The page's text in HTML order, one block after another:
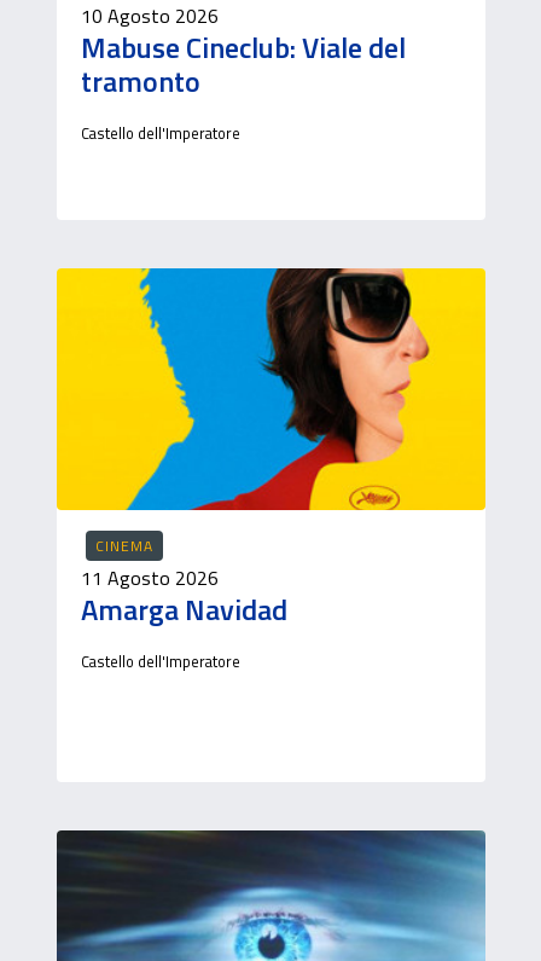
10 Agosto 2026
Mabuse Cineclub: Viale del
tramonto
Castello dell'Imperatore
CINEMA
11 Agosto 2026
Amarga Navidad
Castello dell'Imperatore